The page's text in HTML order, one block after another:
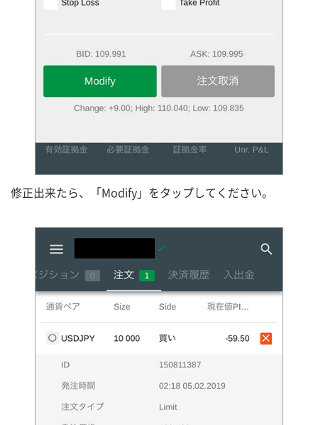
修正出来たら、「Modify」をタップしてください。